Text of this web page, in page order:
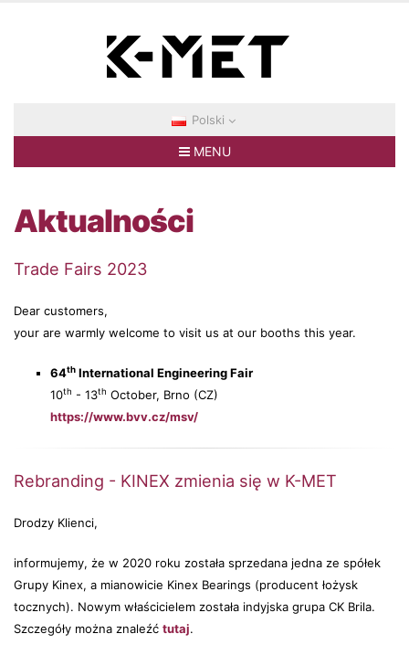
Polski
MENU
Aktualności
Trade Fairs 2023
Dear customers,
your are warmly welcome to visit us at our booths this year.
64th International Engineering Fair
10th - 13th October, Brno (CZ)
https://www.bvv.cz/msv/
Rebranding - KINEX zmienia się w K-MET
Drodzy Klienci,
informujemy, że w 2020 roku została sprzedana jedna ze spółek
Grupy Kinex, a mianowicie Kinex Bearings (producent łożysk
tocznych). Nowym właścicielem została indyjska grupa CK Brila.
Szczegóły można znaleźć tutaj.